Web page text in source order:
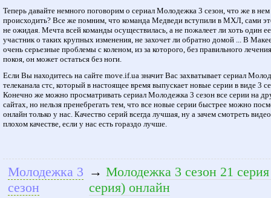
Теперь давайте немного поговорим о сериал Молодежка 3 сезон, что же в нем
происходить? Все же помним, что команда Медведи вступили в МХЛ, сами
не ожидая. Мечта всей команды осуществилась, а не пожалеет ли хоть один ее
участник о таких крупных изменения, не захочет ли обратно домой ... В
очень серьезные проблемы с коленом, из за которого, без правильного
покоя, он может остаться без ноги.
Если Вы находитесь на сайте move.if.ua значит Вас захватывает сериал
телеканала стс, который в настоящее время выпускает новые серии в виде 3
Конечно же можно просматривать сериал Молодежка 3 сезон все серии на
сайтах, но нельзя пренебрегать тем, что все новые серии быстрее можно
онлайн только у нас. Качество серий всегда лучшая, ну а зачем смотреть
плохом качестве, если у нас есть гораздо лучше.
Молодежка 3
сезон
→ Молодежка 3 сезон 21
серия) онлайн